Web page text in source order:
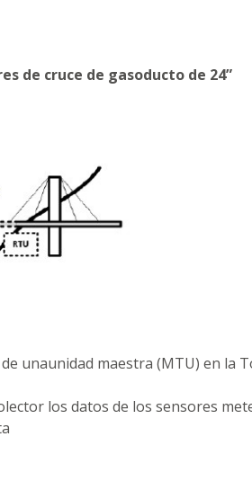
de cruce de gasoducto de 24”
unaunidad maestra (MTU) en la
los datos de los sensores